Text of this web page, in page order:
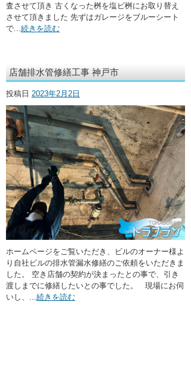
査させて頂き 古くなった桝を塩ビ桝にお取り替え
させて頂きました 先ずはガレージをブルーシート
で... 続きを読む
店舗排水管修繕工事 神戸市
投稿日 2023年2月2日
ホームページをご覧いただき、ビルのオーナー様よ
り自社ビルの排水管漏水修繕のご依頼をいただきま
した。 空き店舗の契約が決まったとの事で、引き
渡しまでに修繕したいとの事でした。 現場にお伺
いし、... 続きを読む